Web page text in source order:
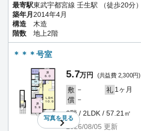
最寄駅東武宇都宮線 壬生駅 （徒歩20分）
築年月2014年4月
構造
木造
階数
地上2階
＊＊＊号室
写真を見る
5.7万円 (共益費 2,300円)
敷 － 礼 1ヶ月
償 －
2階 / 2LDK / 57.21㎡
2026/08/05 更新